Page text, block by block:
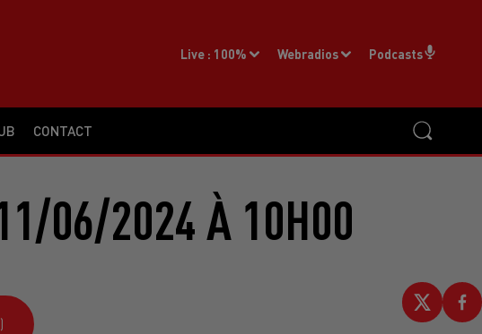
CONTACT
Live : 100% Webradios Podcasts
06/2024 À 10H00